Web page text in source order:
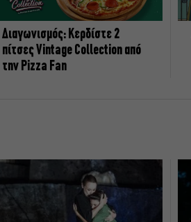
Διαγωνισμός: Κερδίστε 2
πίτσες Vintage Collection από
την Pizza Fan